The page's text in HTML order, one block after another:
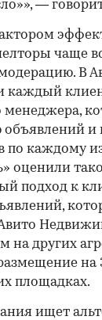
—
чаще
В
менеджера,
объявлений и
по каждому
оценили
подход к
на других
на
площадках.
ищет